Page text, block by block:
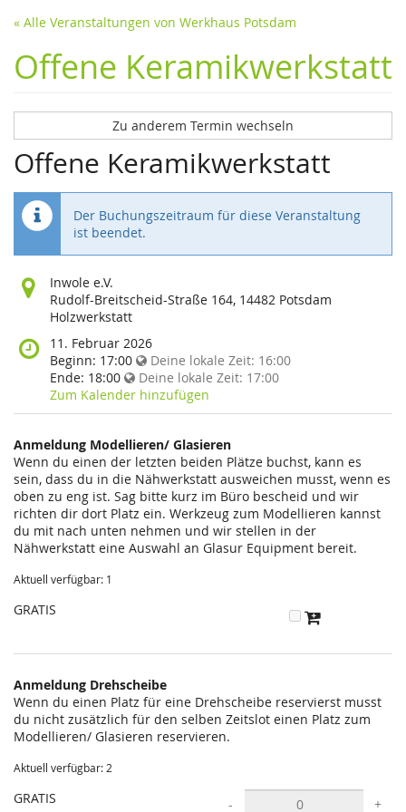
« Alle Veranstaltungen von Werkhaus Potsdam
Offene Keramikwerkstatt
Zu anderem Termin wechseln
Offene Keramikwerkstatt
Der Buchungszeitraum für diese Veranstaltung
ist beendet.
Wo
findet
diese
statt?
Inwole e.V.
Rudolf-Breitscheid-Straße 164, 14482 Potsdam
Holzwerkstatt
Wann
findet
diese
Veranstaltung
statt?
11. Februar 2026
Beginn: 17:00 Deine lokale Zeit: 16:00
Ende: 18:00 Deine lokale Zeit: 17:00
Zum Kalender hinzufügen
Anmeldung Modellieren/ Glasieren
Wenn du einen der letzten beiden Plätze buchst, kann es
sein, dass du in die Nähwerkstatt ausweichen musst, wenn es
oben zu eng ist. Sag bitte kurz im Büro bescheid und wir
richten dir dort Platz ein. Werkzeug zum Modellieren kannst
du mit nach unten nehmen und wir stellen in der
Nähwerkstatt eine Auswahl an Glasur Equipment bereit.
Aktuell verfügbar: 1
GRATIS
Anmeldung Drehscheibe
Wenn du einen Platz für eine Drehscheibe reservierst musst
du nicht zusätzlich für den selben Zeitslot einen Platz zum
Modellieren/ Glasieren reservieren.
Aktuell verfügbar: 2
GRATIS - +